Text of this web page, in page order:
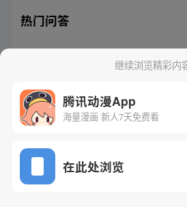
热门问答
继续浏览精彩内
腾讯动漫App
海量漫画 新人7天免费看
在此处浏览
腾讯漫画 起点读书
网站备案/许可证号：粤B2-